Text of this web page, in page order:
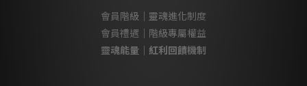
會員階級｜靈魂進化制度
會員禮遇｜階級專屬權益
靈魂能量｜紅利回饋機制